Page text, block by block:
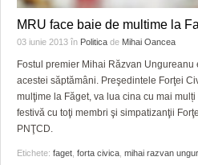
MRU face baie de multime la
03 iunie 2013 în Politica de Mihai Oancea
Fostul premier Mihai Răzvan Ungureanu
acestei săptămâni. Preşedintele Forţei
mulţime la Făget, va lua cina cu mai
festivă cu toţi membri şi simpatizanţii
PNŢCD.
Etichete: faget forta civica mihai razvan